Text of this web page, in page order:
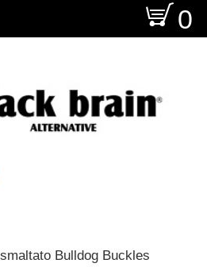
O 0
Bulldog Buckles